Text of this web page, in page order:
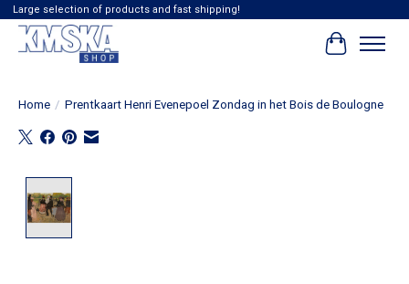
Large selection of products and fast shipping!
Home / Prentkaart Henri Evenepoel Zondag in het Bois de Boulogne